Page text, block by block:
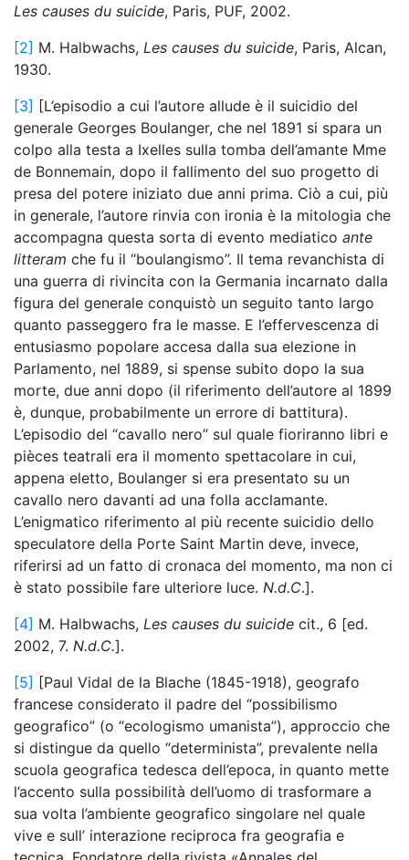
Les causes du suicide, Paris, PUF, 2002.
[2] M. Halbwachs, Les causes du suicide, Paris, Alcan,
1930.
[3] [L’episodio a cui l’autore allude è il suicidio del
generale Georges Boulanger, che nel 1891 si spara un
colpo alla testa a Ixelles sulla tomba dell’amante Mme
de Bonnemain, dopo il fallimento del suo progetto di
presa del potere iniziato due anni prima. Ciò a cui, più
in generale, l’autore rinvia con ironia è la mitologia che
accompagna questa sorta di evento mediatico ante
litteram che fu il “boulangismo”. Il tema revanchista di
una guerra di rivincita con la Germania incarnato dalla
figura del generale conquistò un seguito tanto largo
quanto passeggero fra le masse. E l’effervescenza di
entusiasmo popolare accesa dalla sua elezione in
Parlamento, nel 1889, si spense subito dopo la sua
morte, due anni dopo (il riferimento dell’autore al 1899
è, dunque, probabilmente un errore di battitura).
L’episodio del “cavallo nero” sul quale fioriranno libri e
pièces teatrali era il momento spettacolare in cui,
appena eletto, Boulanger si era presentato su un
cavallo nero davanti ad una folla acclamante.
L’enigmatico riferimento al più recente suicidio dello
speculatore della Porte Saint Martin deve, invece,
riferirsi ad un fatto di cronaca del momento, ma non ci
è stato possibile fare ulteriore luce. N.d.C.].
[4] M. Halbwachs, Les causes du suicide cit., 6 [ed.
2002, 7. N.d.C.].
[5] [Paul Vidal de la Blache (1845-1918), geografo
francese considerato il padre del “possibilismo
geografico” (o “ecologismo umanista”), approccio che
si distingue da quello “determinista”, prevalente nella
scuola geografica tedesca dell’epoca, in quanto mette
l’accento sulla possibilità dell’uomo di trasformare a
sua volta l’ambiente geografico singolare nel quale
vive e sull’ interazione reciproca fra geografia e